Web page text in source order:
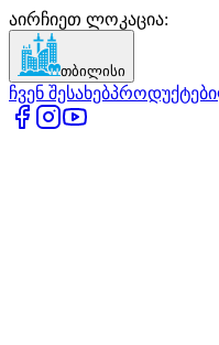
აირჩიეთ ლოკაცია:
თბილისი
ჩვენ შესახებპროდუქტები